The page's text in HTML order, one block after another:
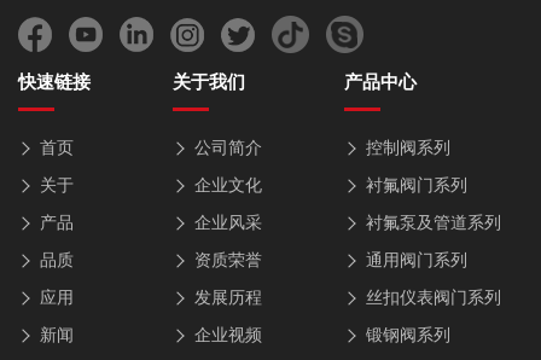
快速链接
首页
关于
产品
品质
应用
新闻
关于我们
公司简介
企业文化
企业风采
资质荣誉
发展历程
企业视频
产品中心
控制阀系列
衬氟阀门系列
衬氟泵及管道系列
通用阀门系列
丝扣仪表阀门系列
锻钢阀系列